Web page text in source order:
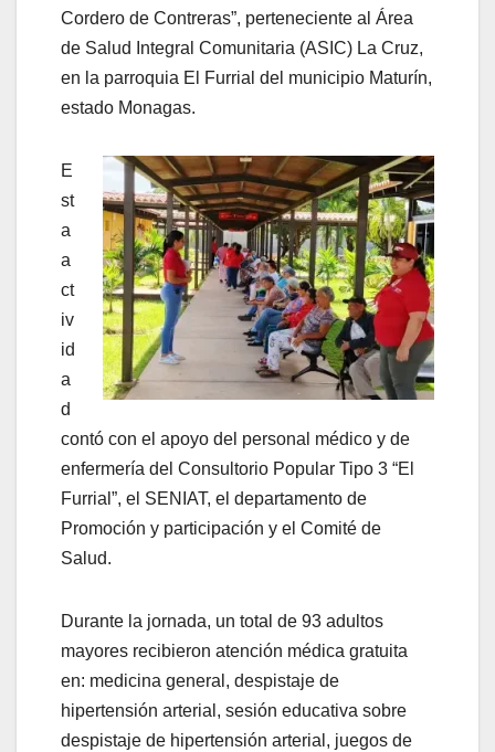
Cordero de Contreras”, perteneciente al Área
de Salud Integral Comunitaria (ASIC) La Cruz,
en la parroquia El Furrial del municipio Maturín,
estado Monagas.
E
st
a
a
ct
iv
id
a
d
contó con el apoyo del personal médico y de
enfermería del Consultorio Popular Tipo 3 “El
Furrial”, el SENIAT, el departamento de
Promoción y participación y el Comité de
Salud.
Durante la jornada, un total de 93 adultos
mayores recibieron atención médica gratuita
en: medicina general, despistaje de
hipertensión arterial, sesión educativa sobre
despistaje de hipertensión arterial, juegos de